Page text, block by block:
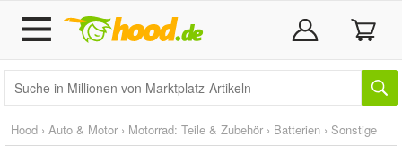
Hood › Auto & Motor › Motorrad: Teile & Zubehör › Batterien › Sonstige